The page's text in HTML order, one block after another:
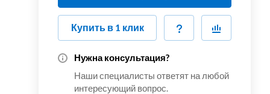
Купить в 1 клик
Нужна консультация?
Наши специалисты ответят на любой
интересующий вопрос.